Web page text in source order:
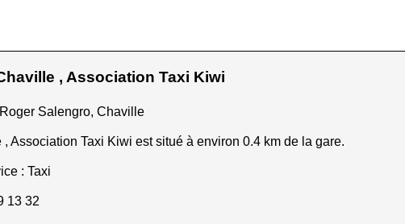
, Association Taxi Kiwi
Salengro, Chaville
, Association Taxi Kiwi est situé à environ 0.4 km de la gare.
: Taxi
13 32